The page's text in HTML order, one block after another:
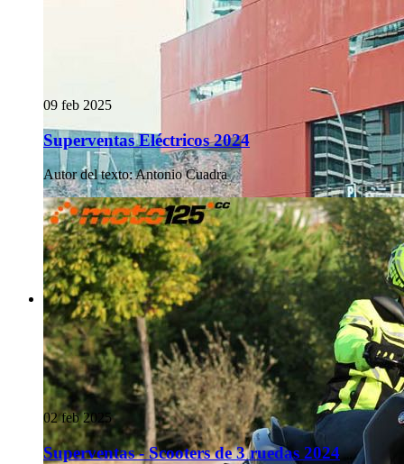
09 feb 2025
Superventas Eléctricos 2024
Autor del texto:Antonio Cuadra
02 feb 2025
Superventas - Scooters de 3 ruedas 2024